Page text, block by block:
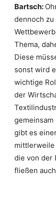
Bartsch:
dennoch
Thema,
Diese
sonst wird
wichtige
der
gibt es
mittlerweile
die von der
fließen